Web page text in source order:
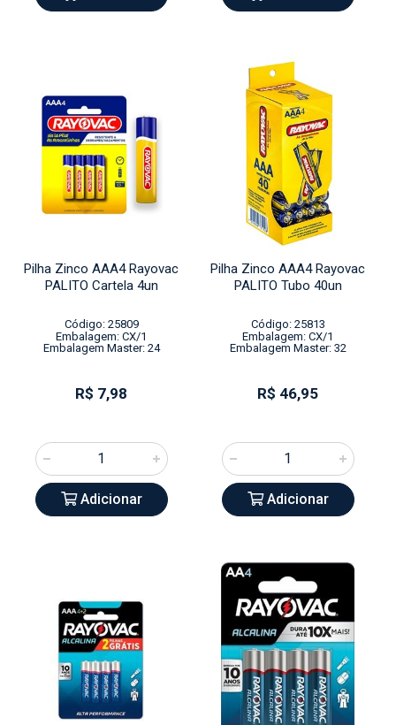
Pilha Zinco AAA4 Rayovac
PALITO Cartela 4un
Código: 25809
Embalagem: CX/1
Embalagem Master: 24
R$ 7,98
Adicionar
Pilha Zinco AAA4 Rayovac
PALITO Tubo 40un
Código: 25813
Embalagem: CX/1
Embalagem Master: 32
R$ 46,95
Adicionar